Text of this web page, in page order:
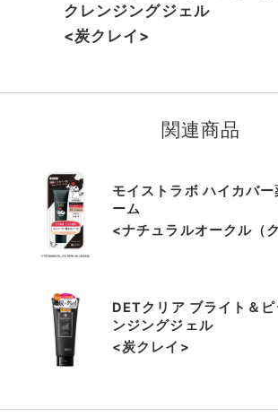
クレンジングジェル
<炭クレイ>
関連商品
モイストラボ ハイカバ
ーム
<ナチュラルオークル（
DETクリア ブライト＆
ンジングジェル
<炭クレイ>